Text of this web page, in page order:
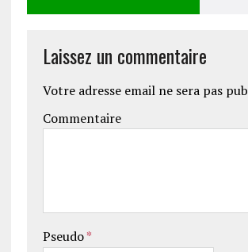
Laissez un commentaire
Votre adresse email ne sera pas
Commentaire
Pseudo*